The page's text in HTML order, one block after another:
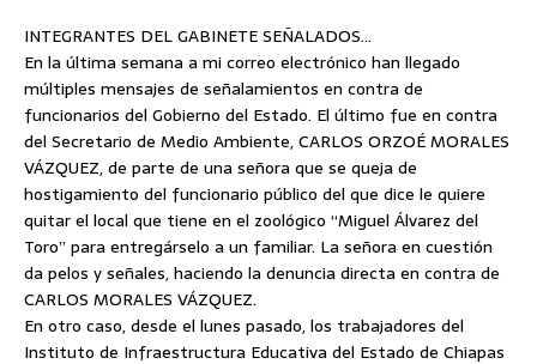
INTEGRANTES DEL GABINETE SEÑALADOS…
En la última semana a mi correo electrónico han llegado
múltiples mensajes de señalamientos en contra de
funcionarios del Gobierno del Estado. El último fue en contra
del Secretario de Medio Ambiente, CARLOS ORZOÉ MORALES
VÁZQUEZ, de parte de una señora que se queja de
hostigamiento del funcionario público del que dice le quiere
quitar el local que tiene en el zoológico “Miguel Álvarez del
Toro” para entregárselo a un familiar. La señora en cuestión
da pelos y señales, haciendo la denuncia directa en contra de
CARLOS MORALES VÁZQUEZ.
En otro caso, desde el lunes pasado, los trabajadores del
Instituto de Infraestructura Educativa del Estado de Chiapas